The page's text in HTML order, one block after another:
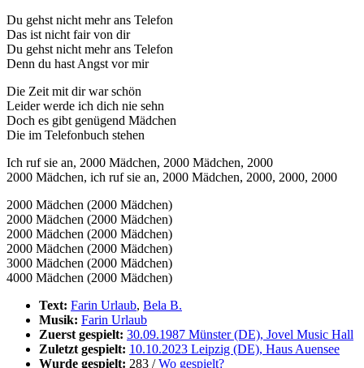
Du gehst nicht mehr ans Telefon
Das ist nicht fair von dir
Du gehst nicht mehr ans Telefon
Denn du hast Angst vor mir
Die Zeit mit dir war schön
Leider werde ich dich nie sehn
Doch es gibt genügend Mädchen
Die im Telefonbuch stehen
Ich ruf sie an, 2000 Mädchen, 2000 Mädchen, 2000
2000 Mädchen, ich ruf sie an, 2000 Mädchen, 2000, 2000, 2000
2000 Mädchen (2000 Mädchen)
2000 Mädchen (2000 Mädchen)
2000 Mädchen (2000 Mädchen)
2000 Mädchen (2000 Mädchen)
3000 Mädchen (2000 Mädchen)
4000 Mädchen (2000 Mädchen)
Text: Farin Urlaub, Bela B.
Musik: Farin Urlaub
Zuerst gespielt: 30.09.1987 Münster (DE), Jovel Music Hall
Zuletzt gespielt: 10.10.2023 Leipzig (DE), Haus Auensee
Wurde gespielt: 283 /Wo gespielt?